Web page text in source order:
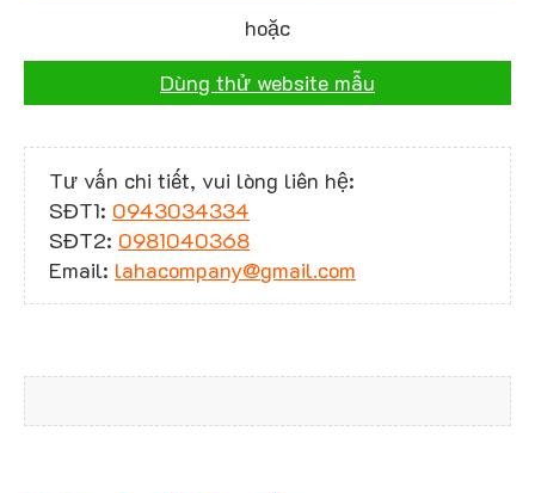
hoặc
Dùng thử website mẫu
Tư vấn chi tiết, vui lòng liên hệ:
SĐT1: 0943034334
SĐT2: 0981040368
Email: lahacompany@gmail.com